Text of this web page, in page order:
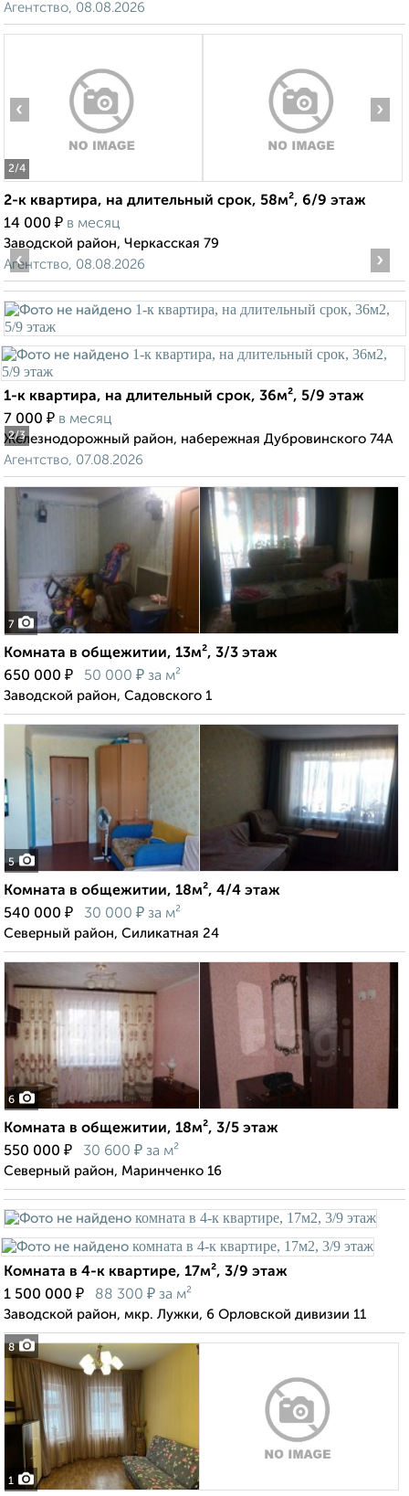
Агентство, 08.08.2026
2/4
‹ ›
2-к квартира, на длительный срок, 58м², 6/9 этаж
14 000 ₽ в месяц
Заводской район, Черкасская 79
Агентство, 08.08.2026
2/3
‹ ›
1-к квартира, на длительный срок, 36м², 5/9 этаж
7 000 ₽ в месяц
Железнодорожный район, набережная Дубровинского 74А
Агентство, 07.08.2026
7
Комната в общежитии, 13м², 3/3 этаж
650 000 ₽ 50 000 ₽ за м²
Заводской район, Садовского 1
5
Комната в общежитии, 18м², 4/4 этаж
540 000 ₽ 30 000 ₽ за м²
Северный район, Силикатная 24
6
Комната в общежитии, 18м², 3/5 этаж
550 000 ₽ 30 600 ₽ за м²
Северный район, Маринченко 16
8
Комната в 4-к квартире, 17м², 3/9 этаж
1 500 000 ₽ 88 300 ₽ за м²
Заводской район, мкр. Лужки, 6 Орловской дивизии 11
1